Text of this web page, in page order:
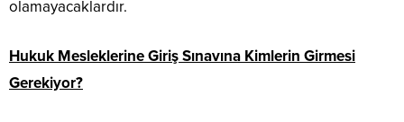
olamayacaklardır.
Hukuk Mesleklerine Giriş Sınavına Kimlerin Girmesi
Gerekiyor?